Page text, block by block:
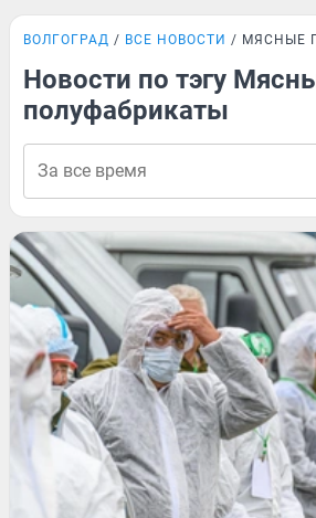
ВОЛГОГРАД ВСЕ НОВОСТИ МЯСНЫЕ
Новости по тэгу
полуфабрикаты